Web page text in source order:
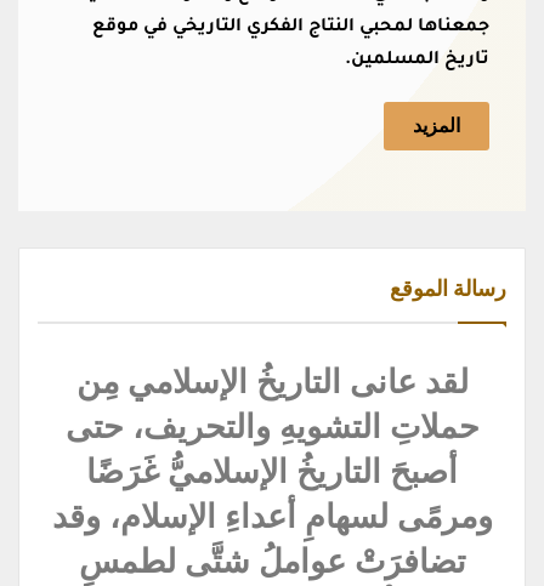
جمعناها لمحبي النتاج الفكري التاريخي في موقع
تاريخ المسلمين.
المزيد
رسالة الموقع
لقد عانى التاريخُ الإسلامي مِن
حملاتِ التشويهِ والتحريف، حتى
أصبحَ التاريخُ الإسلاميُّ غَرَضًا
ومرمًى لسهامِ أعداءِ الإسلام، وقد
تضافرَتْ عواملُ شتَّى لطمسِ